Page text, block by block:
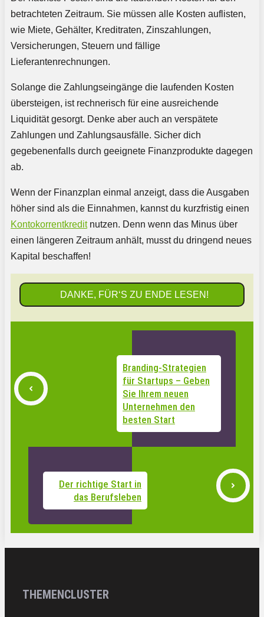
betrachteten Zeitraum. Sie müssen alle Kosten auflisten,
wie Miete, Gehälter, Kreditraten, Zinszahlungen,
Versicherungen, Steuern und fällige
Lieferantenrechnungen.
Solange die Zahlungseingänge die laufenden Kosten
übersteigen, ist rechnerisch für eine ausreichende
Liquidität gesorgt. Denke aber auch an verspätete
Zahlungen und Zahlungsausfälle. Sicher dich
gegebenenfalls durch geeignete Finanzprodukte dagegen
ab.
Wenn der Finanzplan einmal anzeigt, dass die Ausgaben
höher sind als die Einnahmen, kannst du kurzfristig einen
Kontokorrentkreditnutzen. Denn wenn das Minus über
einen längeren Zeitraum anhält, musst du dringend neues
Kapital beschaffen!
DANKE, FÜR‘S ZU ENDE LESEN!
Branding-Strategien
für Startups – Geben
Sie Ihrem neuen
Unternehmen den
besten Start
Der richtige Start in
das Berufsleben
THEMENCLUSTER